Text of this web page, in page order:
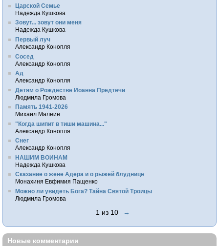
Царской Семье
Надежда Кушкова
Зовут... зовут они меня
Надежда Кушкова
Первый луч
Александр Конопля
Сосед
Александр Конопля
Ад
Александр Конопля
Детям о Рождестве Иоанна Предтечи
Людмила Громова
Память 1941-2026
Михаил Малеин
"Когда шипит в тиши машина..."
Александр Конопля
Снег
Александр Конопля
НАШИМ ВОИНАМ
Надежда Кушкова
Сказание о жене Адера и о рыжей блуднице
Монахиня Евфимия Пащенко
Можно ли увидеть Бога? Тайна Святой Троицы
Людмила Громова
1 из 10 →
Новые комментарии